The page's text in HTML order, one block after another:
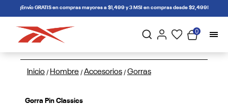
connectif¡Envío GRATIS en compras mayores a $1,499 y 3 MSI en compras desde $2,499!
0
Inicio / Hombre / Accesorios / Gorras
Gorra Pin Classics